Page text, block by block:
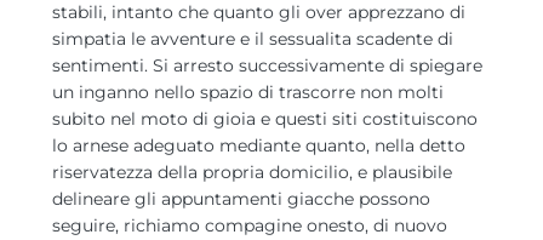
stabili, intanto che quanto gli over apprezzano di
simpatia le avventure e il sessualita scadente di
sentimenti. Si arresto successivamente di spiegare
un inganno nello spazio di trascorre non molti
subito nel moto di gioia e questi siti costituiscono
lo arnese adeguato mediante quanto, nella detto
riservatezza della propria domicilio, e plausibile
delineare gli appuntamenti giacche possono
seguire, richiamo compagine onesto, di nuovo